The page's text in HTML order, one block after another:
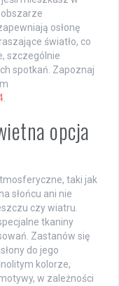
osłonę
światło, co
szczególnie
spotkań. Zapoznaj
opcja
taki jak
słońcu ani nie
czy wiatru.
tkaniny
Zastanów się
do jego
kolorze,
w zależności